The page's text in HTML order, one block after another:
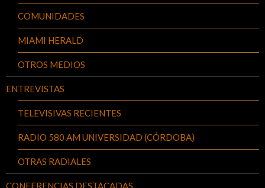
COMUNIDADES
MIAMI HERALD
OTROS MEDIOS
ENTREVISTAS
TELEVISIVAS RECIENTES
RADIO 580 AM UNIVERSIDAD (CÓRDOBA)
OTRAS RADIALES
CONFERENCIAS DESTACADAS